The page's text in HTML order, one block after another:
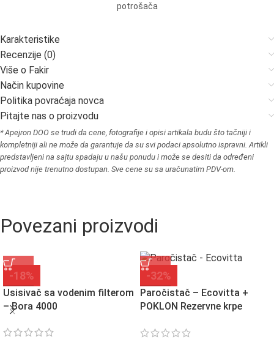
potrošača
Karakteristike
Recenzije (0)
Više o Fakir
Način kupovine
Politika povraćaja novca
Pitajte nas o proizvodu
* Apejron DOO se trudi da cene, fotografije i opisi artikala budu što tačniji i
kompletniji ali ne može da garantuje da su svi podaci apsolutno ispravni. Artikli
predstavljeni na sajtu spadaju u našu ponudu i može se desiti da određeni
proizvod nije trenutno dostupan. Sve cene su sa uračunatim PDV-om.
Povezani proizvodi
-18%
Usisivač sa vodenim filterom
– Bora 4000
-32%
Paročistač – Ecovitta +
POKLON Rezervne krpe